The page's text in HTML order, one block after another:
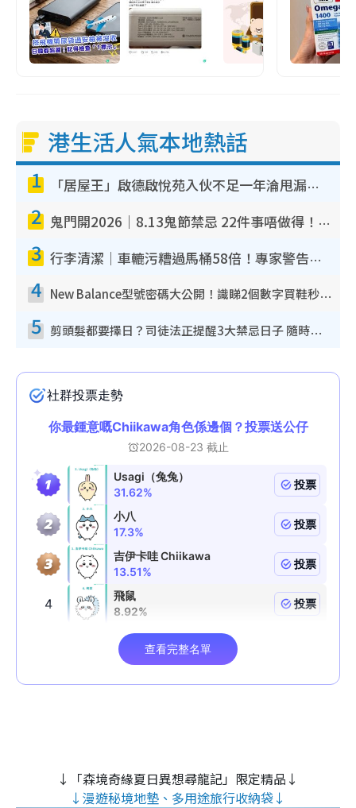
港生活人氣本地熱話
1 「居屋王」啟德啟悅苑入伙不足一年淪甩漏之王！插頭噴火花致大停電 多戶業主全屋家電報銷
2 鬼門開2026｜8.13鬼節禁忌 22件事唔做得！燒肉、刺身要少食？半夜勿吹口哨/打呢個電話
3 行李清潔｜車轆污糟過馬桶58倍！專家警告忌用酒精抹 教1招免污手除菌
4 New Balance型號密碼大公開！識睇2個數字買鞋秒知功能免中伏 附5大熱門鞋款
5 剪頭髮都要擇日？司徒法正提醒3大禁忌日子 隨時剪走財運！呢日剪髮恐「剪壽命」？
↓「森境奇緣夏日異想尋龍記」限定精品↓
↓漫遊秘境地墊、多用途旅行收納袋↓